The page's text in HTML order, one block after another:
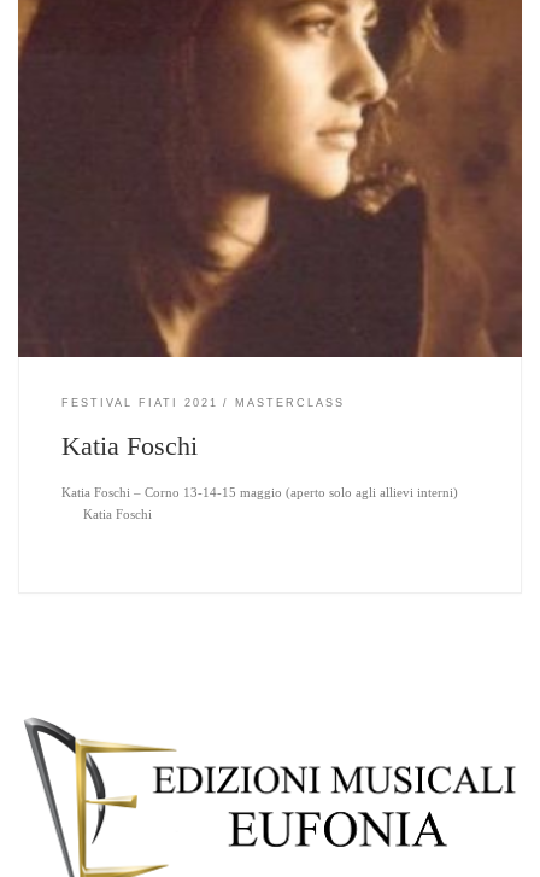
FESTIVAL FIATI 2021 MASTERCLASS
Katia Foschi
Katia Foschi – Corno 13-14-15 maggio (aperto solo agli allievi interni)
Katia Foschi